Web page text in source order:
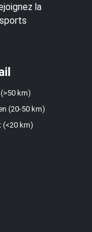
la
km)
(20-50 km)
(<20 km)